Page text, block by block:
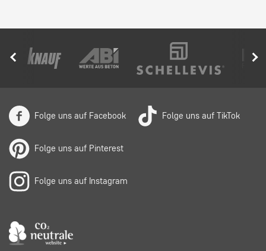
Folge uns auf Facebook Folge uns auf TikTok
Folge uns auf Pinterest
Folge uns auf Instagram